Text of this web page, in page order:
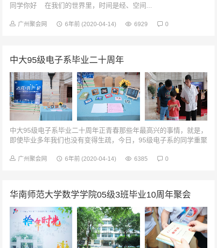
同学你好 在我们的世界里，时间是经、空间...
广州聚会网 6年前 (2020-04-14) 6929 0
中大95级电子系毕业二十周年
中大95级电子系毕业二十周年正青春那些年最高兴的事情，就是，
即使毕业多年我们也没有变得生疏，今日，95级电子系的同学重聚
月别离为纪念那青葱...
广州聚会网 6年前 (2020-04-14) 6385 0
华南师范大学数学学院05级3班毕业10周年聚会